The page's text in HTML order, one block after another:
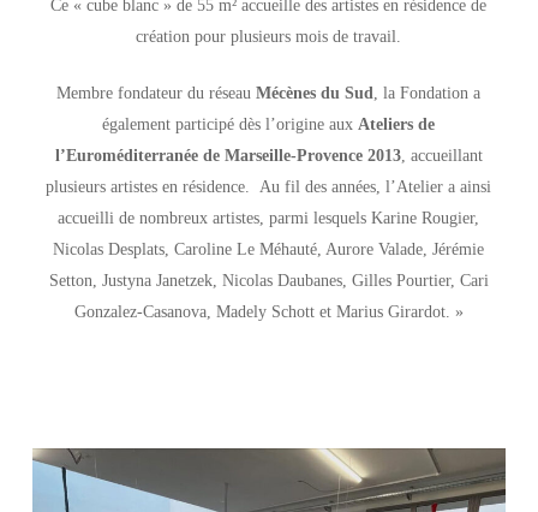
Ce « cube blanc » de 55 m² accueille des artistes en résidence de
création pour plusieurs mois de travail.
Membre fondateur du réseauMécènes du Sud, la Fondation a
également participé dès l’origine auxAteliers de
l’Euroméditerranée de Marseille-Provence 2013, accueillant
plusieurs artistes en résidence. Au fil des années, l’Atelier a ainsi
accueilli de nombreux artistes, parmi lesquels Karine Rougier,
Nicolas Desplats, Caroline Le Méhauté, Aurore Valade, Jérémie
Setton, Justyna Janetzek, Nicolas Daubanes, Gilles Pourtier, Cari
Gonzalez-Casanova, Madely Schott et Marius Girardot. »